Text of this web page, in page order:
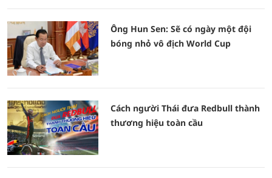
Ông Hun Sen: Sẽ có ngày một đội
bóng nhỏ vô địch World Cup
Cách người Thái đưa Redbull thành
thương hiệu toàn cầu